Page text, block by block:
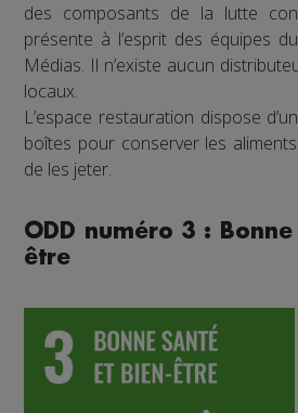
des composants de la lutte
présente à l’esprit des équipes
Médias. Il n’existe aucun
locaux.
L’espace restauration dispose
boîtes pour conserver les
de les jeter.
ODD numéro 3 :
être